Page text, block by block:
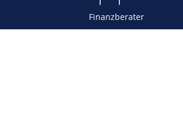
Finanzberater